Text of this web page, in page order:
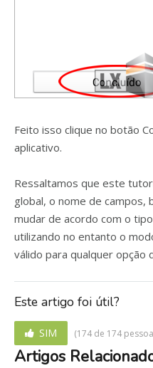
Feito isso clique no botão
aplicativo.
Ressaltamos que este
global, o nome de
mudar de acordo com o
utilizando no entanto o
válido para qualquer opção
Este artigo foi útil?
SIM (174 de 174
Artigos